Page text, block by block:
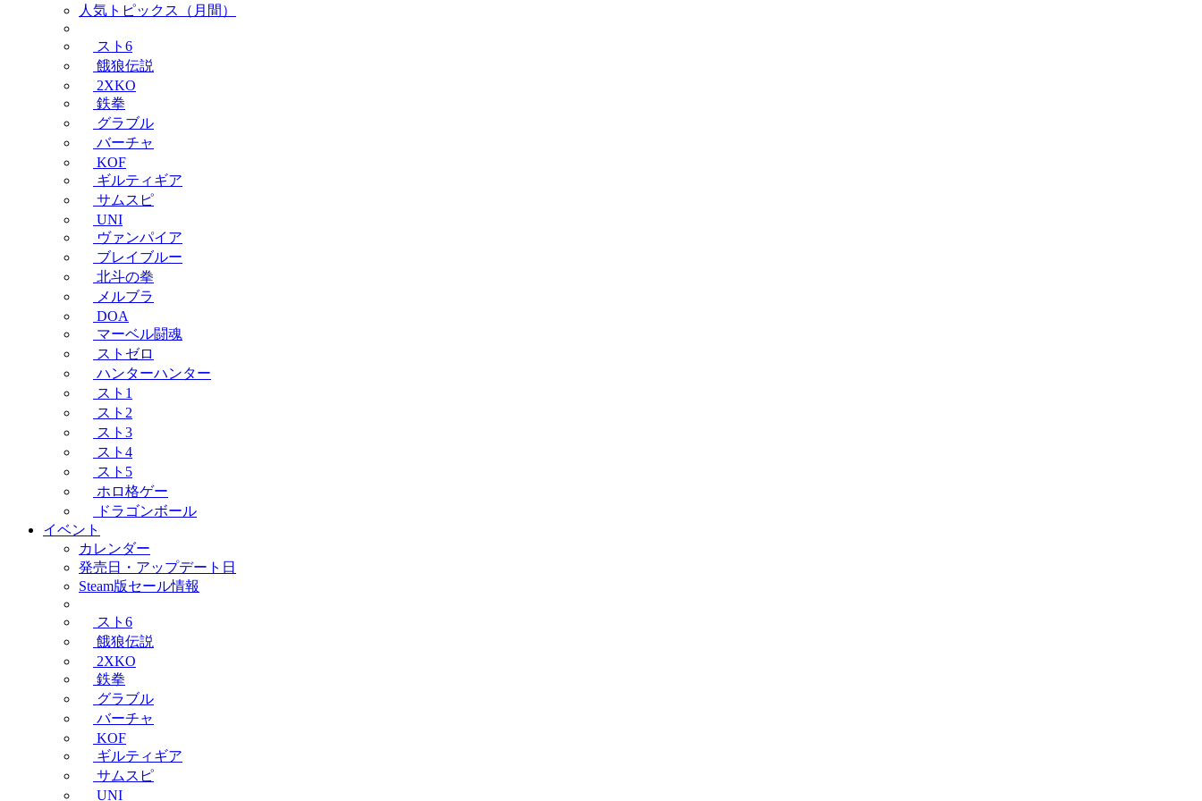
人気トピックス（月間）
スト6
餓狼伝説
2XKO
鉄拳
グラブル
バーチャ
KOF
ギルティギア
サムスピ
UNI
ヴァンパイア
ブレイブルー
北斗の拳
メルブラ
DOA
マーベル闘魂
ストゼロ
ハンターハンター
スト1
スト2
スト3
スト4
スト5
ホロ格ゲー
ドラゴンボール
イベント
カレンダー
発売日・アップデート日
Steam版セール情報
スト6
餓狼伝説
2XKO
鉄拳
グラブル
バーチャ
KOF
ギルティギア
サムスピ
UNI